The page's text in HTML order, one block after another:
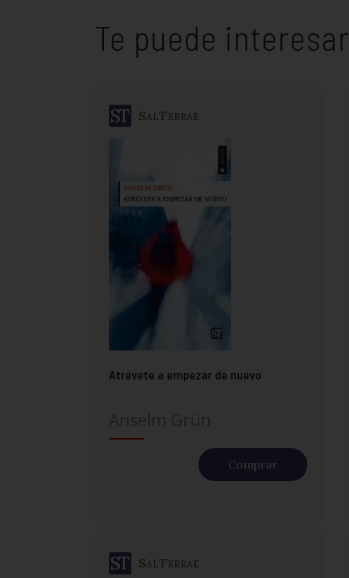
Te puede interesar
SalTerrae
Atrévete a empezar de nuevo
Comprar
SalTerrae